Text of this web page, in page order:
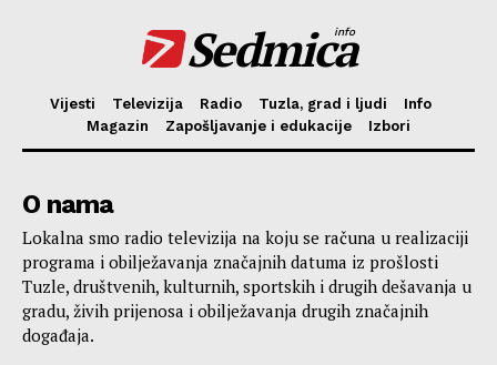
Sedmica
info
Vijesti Televizija Radio Tuzla, grad i ljudi
Info
Magazin
Zapošljavanje i edukacije Izbori
O nama
Lokalna smo radio televizija na koju se računa u realizaciji
programa i obilježavanja značajnih datuma iz prošlosti
Tuzle, društvenih, kulturnih, sportskih i drugih dešavanja u
gradu, živih prijenosa i obilježavanja drugih značajnih
događaja.